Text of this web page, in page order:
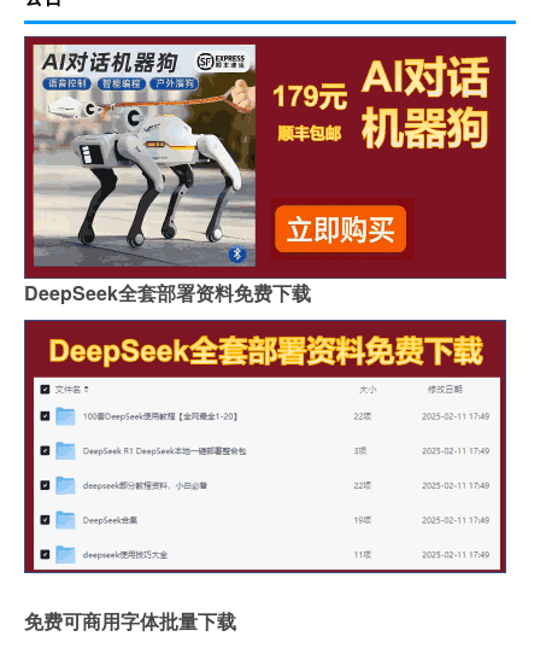
DeepSeek全套部署资料免费下载
免费可商用字体批量下载